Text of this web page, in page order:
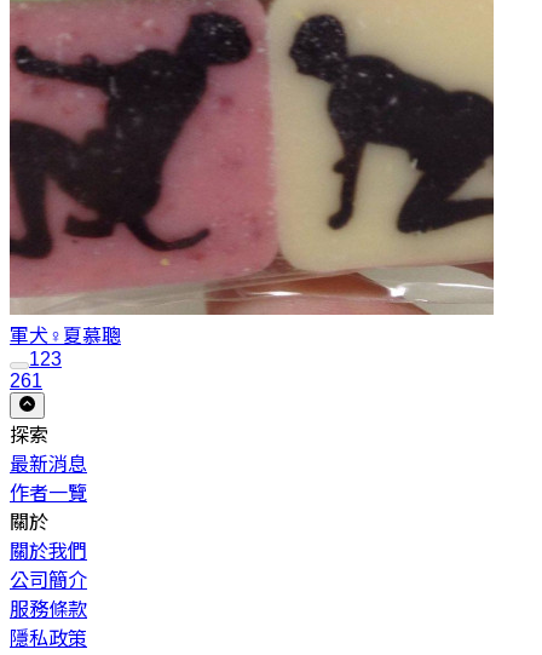
軍犬♀ 夏慕聰
123
261
探索
最新消息
作者一覽
關於
關於我們
公司簡介
服務條款
隱私政策